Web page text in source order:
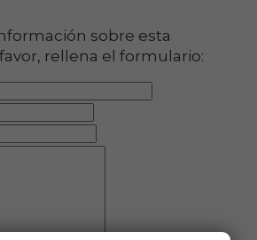
sobre esta
rellena el formulario: